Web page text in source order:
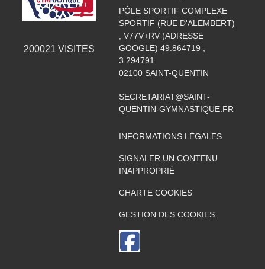
200021 VISITES
PÔLE SPORTIF COMPLEXE
SPORTIF (RUE D'ALEMBERT)
, V77V+RV (ADRESSE
GOOGLE) 49.864719 ;
3.294791
02100 SAINT-QUENTIN
SECRETARIAT@SAINT-
QUENTIN-GYMNASTIQUE.FR
INFORMATIONS LÉGALES
SIGNALER UN CONTENU
INAPPROPRIÉ
CHARTE COOKIES
GESTION DES COOKIES